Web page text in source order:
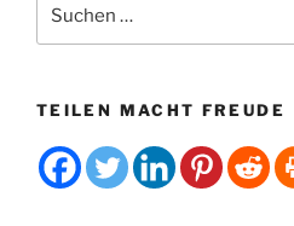
nach:
TEILEN MACHT FREUDE